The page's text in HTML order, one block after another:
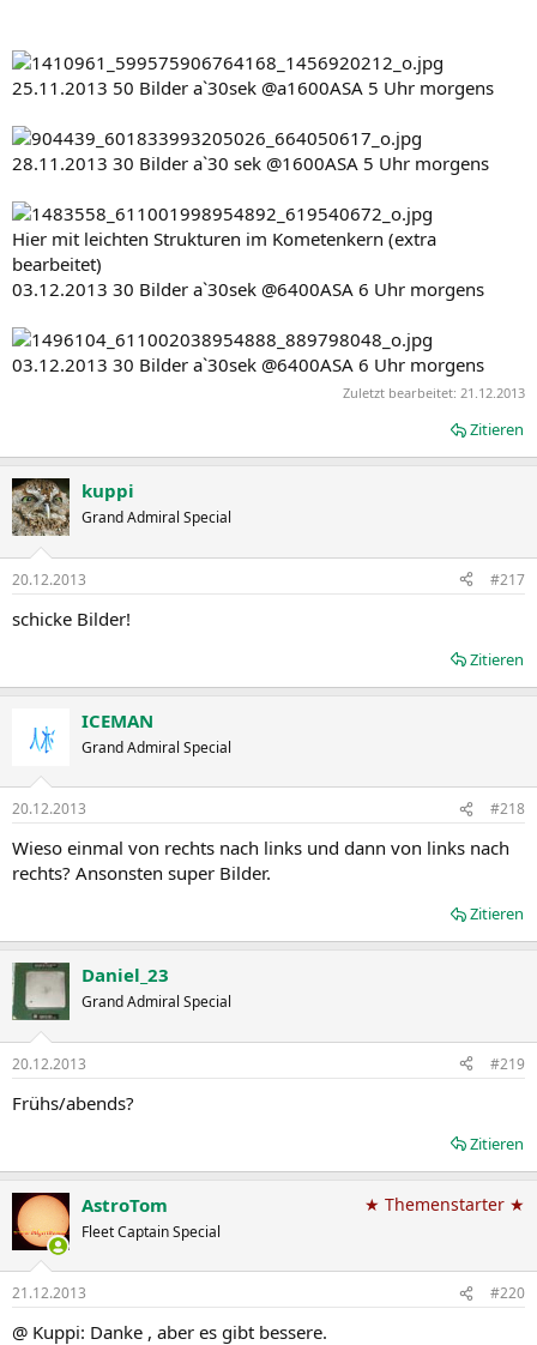
25.11.2013 50 Bilder a`30sek @a1600ASA 5 Uhr morgens
28.11.2013 30 Bilder a`30 sek @1600ASA 5 Uhr morgens
Hier mit leichten Strukturen im Kometenkern (extra
bearbeitet)
03.12.2013 30 Bilder a`30sek @6400ASA 6 Uhr morgens
03.12.2013 30 Bilder a`30sek @6400ASA 6 Uhr morgens
Zuletzt bearbeitet: 21.12.2013
Zitieren
kuppi
Grand Admiral Special
20.12.2013 #217
schicke Bilder!
Zitieren
ICEMAN
Grand Admiral Special
20.12.2013 #218
Wieso einmal von rechts nach links und dann von links nach
rechts? Ansonsten super Bilder.
Zitieren
Daniel_23
Grand Admiral Special
20.12.2013 #219
Frühs/abends?
Zitieren
AstroTom
Fleet Captain Special
★ Themenstarter ★
21.12.2013 #220
@ Kuppi: Danke , aber es gibt bessere.